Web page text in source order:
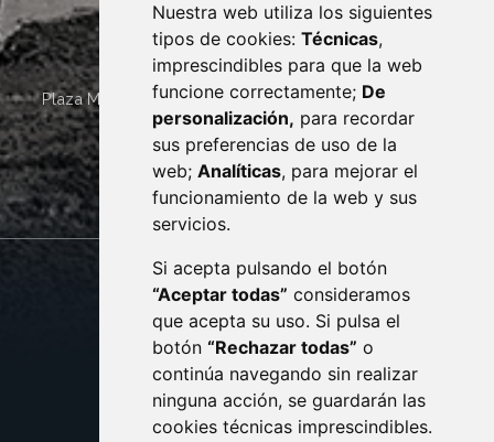
Nuestra web utiliza los siguientes
tipos de cookies: Técnicas,
imprescindibles para que la web
funcione correctamente; De
personalización, para recordar
sus preferencias de uso de la
web; Analíticas, para mejorar el
funcionamiento de la web y sus
servicios.
Si acepta pulsando el botón
“Aceptar todas” consideramos
que acepta su uso. Si pulsa el
botón “Rechazar todas” o
continúa navegando sin realizar
ninguna acción, se guardarán las
cookies técnicas imprescindibles.
Plaza Mayor 4 22400 MONZÓN - ARAGÓN (ESPAÑA)
· (34) 974 400 700 ·
sac@monzon.es
monzon.es
CONTACTO
AVISO LEGAL
PROTECCIÓN DE DATOS
POLÍTICA DE COOKIES
ACCESIBILIDAD
ENLACE EXTERNO AL